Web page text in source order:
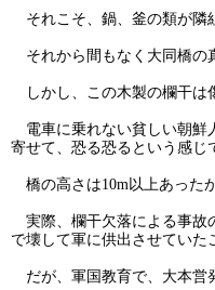
それこそ、鍋、釜の類が隣
それから間もなく大同橋の
しかし、この木製の欄干は
電車に乗れない貧しい朝鮮
寄せて、恐る恐るという感じ
橋の高さは10m以上あった
実際、欄干欠落による事故
で壊して軍に供出させてい
だが、軍国教育で、大本営